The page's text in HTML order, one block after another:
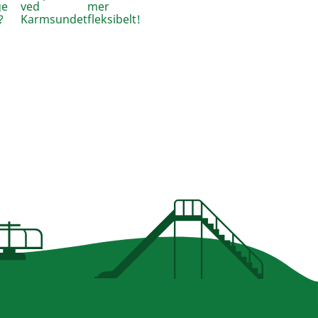
ved
Karmsundet
mer
fleksibelt!